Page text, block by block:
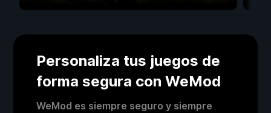
Personaliza tus juegos de
forma segura con WeMod
WeMod es siempre seguro y siempre